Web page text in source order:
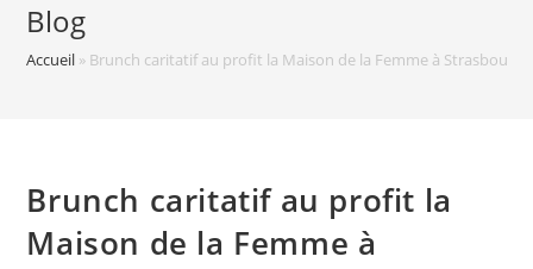
Blog
Accueil » Brunch caritatif au profit la Maison de la Femme à Strasbourg
Brunch caritatif au profit la
Maison de la Femme à